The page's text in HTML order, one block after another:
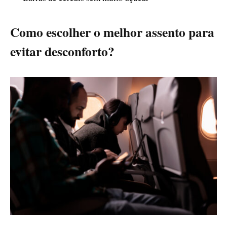
Como escolher o melhor assento para
evitar desconforto?